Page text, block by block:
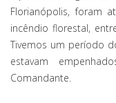
Florianópolis, foram
incêndio florestal,
Tivemos um período
estavam
Comandante.